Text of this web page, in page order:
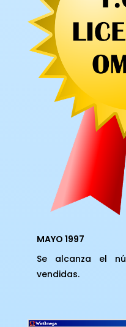
MAYO 1997
Se alcanza el
vendidas.